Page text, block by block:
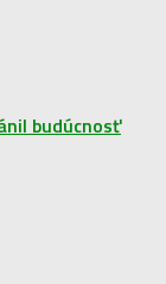
budúcnosť